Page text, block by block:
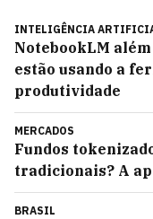
INTELIGÊNCIA
NotebookLM
estão usando a
produtividade
MERCADOS
Fundos
tradicionais? A
BRASIL